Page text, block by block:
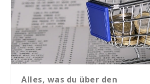
Alles, was du über den